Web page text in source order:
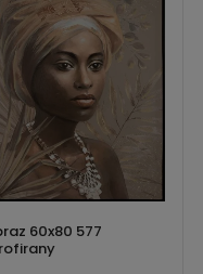
60x80 577